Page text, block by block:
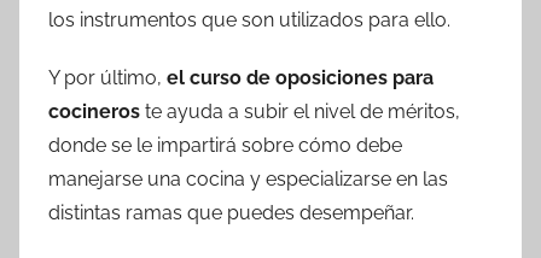
los instrumentos que son utilizados para ello.
Y por último, el curso de oposiciones para
cocineros te ayuda a subir el nivel de méritos,
donde se le impartirá sobre cómo debe
manejarse una cocina y especializarse en las
distintas ramas que puedes desempeñar.